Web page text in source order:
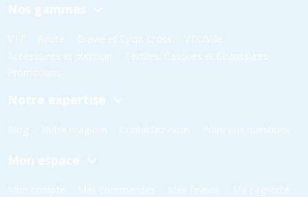
Nos gammes
VTT Route Gravel et Cyclo Cross
VTC/Ville
Accessoires et nutrition
Textiles, Casques et Chaussures
Promotions
Notre expertise
Blog Notre magasin Contactez-nous Foire aux questions
Mon espace
Mon compte Mes commandes Mes favoris
Ma cagnotte